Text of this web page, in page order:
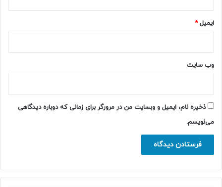
ایمیل*
وب‌ سایت
ذخیره نام، ایمیل و وبسایت من در مرورگر برای زمانی که دوباره دیدگاهی
می‌نویسم.